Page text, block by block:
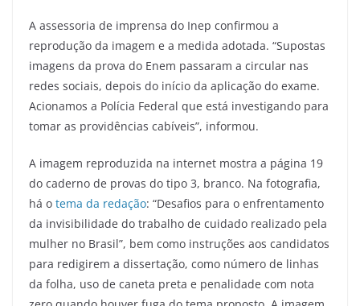
A assessoria de imprensa do Inep confirmou a
reprodução da imagem e a medida adotada. “Supostas
imagens da prova do Enem passaram a circular nas
redes sociais, depois do início da aplicação do exame.
Acionamos a Polícia Federal que está investigando para
tomar as providências cabíveis”, informou.
A imagem reproduzida na internet mostra a página 19
do caderno de provas do tipo 3, branco. Na fotografia,
há o tema da redação: “Desafios para o enfrentamento
da invisibilidade do trabalho de cuidado realizado pela
mulher no Brasil”, bem como instruções aos candidatos
para redigirem a dissertação, como número de linhas
da folha, uso de caneta preta e penalidade com nota